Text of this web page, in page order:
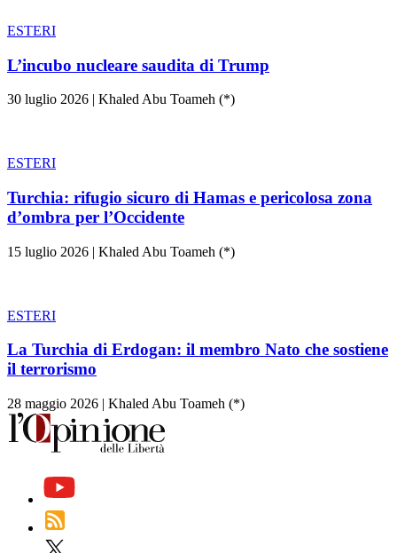
ESTERI
L’incubo nucleare saudita di Trump
30 luglio 2026 | Khaled Abu Toameh (*)
ESTERI
Turchia: rifugio sicuro di Hamas e pericolosa zona
d’ombra per l’Occidente
15 luglio 2026 | Khaled Abu Toameh (*)
ESTERI
La Turchia di Erdogan: il membro Nato che sostiene
il terrorismo
28 maggio 2026 | Khaled Abu Toameh (*)